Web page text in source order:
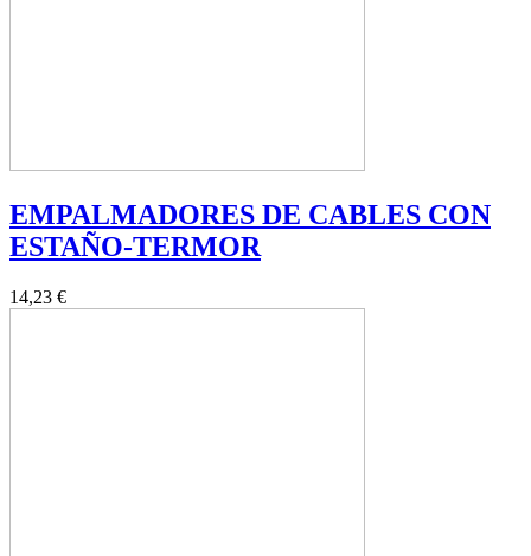
EMPALMADORES DE CABLES CON
ESTAÑO-TERMOR
14,23 €